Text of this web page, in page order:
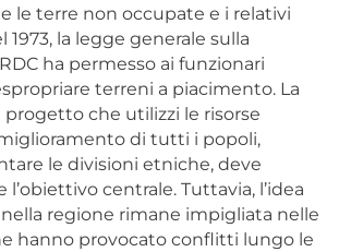
le terre non occupate e i relativi
1973, la legge generale sulla
ha permesso ai funzionari
terreni a piacimento. La
progetto che utilizzi le risorse
di tutti i popoli,
le divisioni etniche, deve
l’obiettivo centrale. Tuttavia, l’idea
regione rimane impigliata nelle
hanno provocato conflitti lungo le